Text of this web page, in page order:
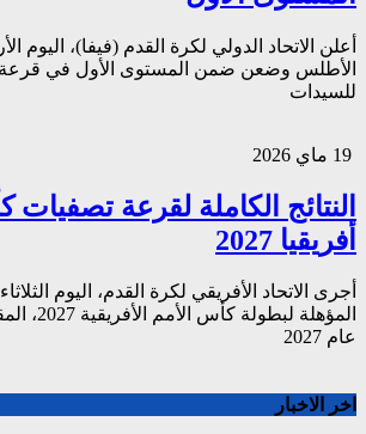
أعلن الاتحاد الدولي لكرة القدم (فيفا)، اليوم
الأطلس وضعن ضمن المستوى الأول في قرعة
للسيدات
النتائج الكاملة لقرعة
أفريقيا 2027
أجرى الاتحاد الأفريقي لكرة القدم، اليوم
المؤهلة
عام 2027
اخر الاخبار